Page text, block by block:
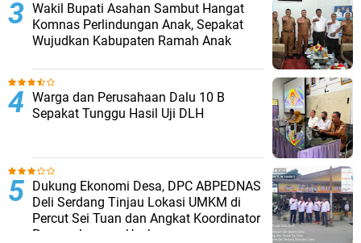
Wakil Bupati Asahan Sambut Hangat
Komnas Perlindungan Anak, Sepakat
Wujudkan Kabupaten Ramah Anak
Warga dan Perusahaan Dalu 10 B
Sepakat Tunggu Hasil Uji DLH
Dukung Ekonomi Desa, DPC ABPEDNAS
Deli Serdang Tinjau Lokasi UMKM di
Percut Sei Tuan dan Angkat Koordinator
Pengembangan Usaha